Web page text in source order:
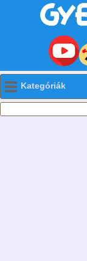
Kategóriák